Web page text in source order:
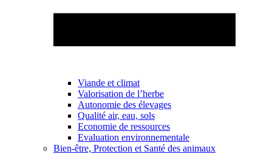
Viande et climat
Valorisation de l’herbe
Autonomie des élevages
Qualité air, eau, sols
Economie de ressources
Evaluation environnementale
Bien-être, Protection et Santé des animaux